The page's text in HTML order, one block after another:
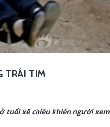
TRÁI TIM
tuổi xế chiều khiến người